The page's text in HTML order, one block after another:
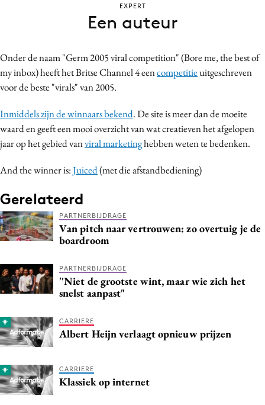
Contentmarketing
Craft
Data & Insights
Design
Digital transformation
Diversiteit
Gedragsverandering
Influencer marketing
Interne communicatie
Media
Merkstrategie
Programmatic
Purpose Marketing
Reputatie & crisis
Onder de naam "Germ 2005 viral competition" (Bore me, the best of
my inbox) heeft het Britse Channel 4 eencompetitieuitgeschreven
voor de beste "virals" van 2005.
Inmiddels zijn de winnaars bekend. De site is meer dan de moeite
waard en geeft een mooi overzicht van wat creatieven het afgelopen
jaar op het gebied vanviral marketinghebben weten te bedenken.
And the winner is:Juiced(met die afstandbediening)
Gerelateerd
PARTNERBIJDRAGE
Van pitch naar vertrouwen: zo overtuig je de
boardroom
PARTNERBIJDRAGE
''Niet de grootste wint, maar wie zich het
snelst aanpast"
CARRIERE
Albert Heijn verlaagt opnieuw prijzen
CARRIERE
Klassiek op internet
EXPERT
Een auteur